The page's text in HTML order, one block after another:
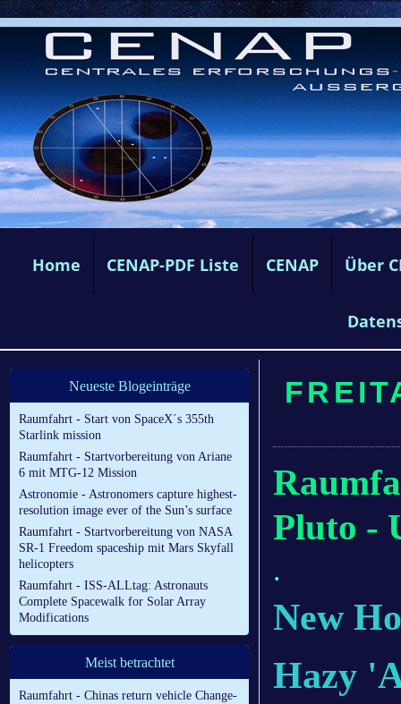
Home CENAP-PDF Liste CENAP Über
Neueste Blogeinträge
Raumfahrt - Start von SpaceX´s 355th
Starlink mission
Raumfahrt - Startvorbereitung von Ariane
6 mit MTG-12 Mission
Astronomie - Astronomers capture highest-
resolution image ever of the Sun’s surface
Raumfahrt - Startvorbereitung von NASA
SR-1 Freedom spaceship mit Mars Skyfall
helicopters
Raumfahrt - ISS-ALLtag: Astronauts
Complete Spacewalk for Solar Array
Modifications
Meist betrachtet
Raumfahrt - Chinas return vehicle Change-
Pluto -
.
New
Hazy